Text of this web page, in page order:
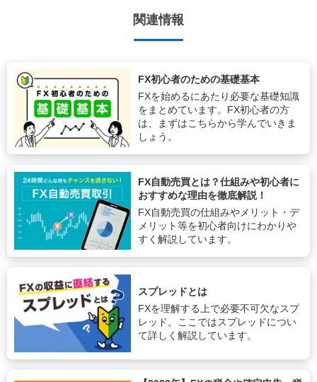
関連情報
FX初心者のための基礎基本
FXを始めるにあたり必要な基礎知識
をまとめています。FX初心者の方
は、まずはこちらから学んでいきま
しょう。
FX自動売買とは？仕組みや初心者に
おすすめな理由を徹底解説！
FX自動売買の仕組みやメリット・デ
メリット等を初心者向けにわかりや
すく解説しています。
スプレッドとは
FXを理解する上で必要不可欠なスプ
レッド。ここではスプレッドについ
て詳しく解説しています。